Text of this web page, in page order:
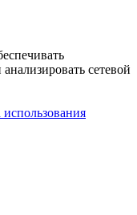
сетевой